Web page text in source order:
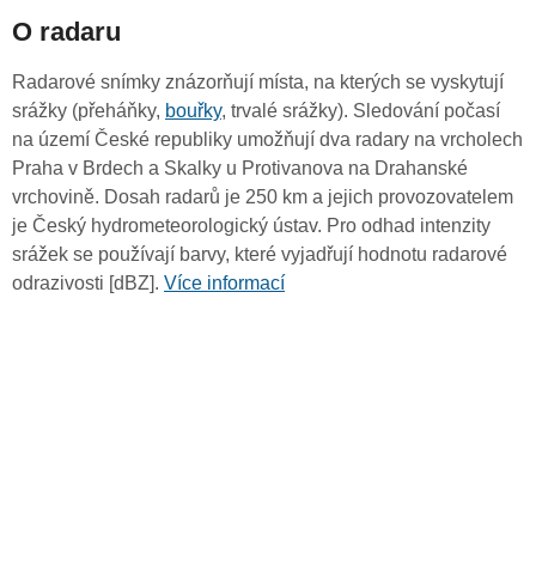
O radaru
Radarové snímky znázorňují místa, na kterých se vyskytují
srážky (přeháňky, bouřky, trvalé srážky). Sledování počasí
na území České republiky umožňují dva radary na vrcholech
Praha v Brdech a Skalky u Protivanova na Drahanské
vrchovině. Dosah radarů je 250 km a jejich provozovatelem
je Český hydrometeorologický ústav. Pro odhad intenzity
srážek se používají barvy, které vyjadřují hodnotu radarové
odrazivosti [dBZ]. Více informací